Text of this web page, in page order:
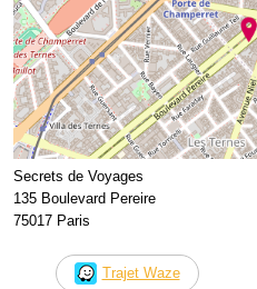
Secrets de Voyages
135 Boulevard Pereire
75017 Paris
Trajet Waze